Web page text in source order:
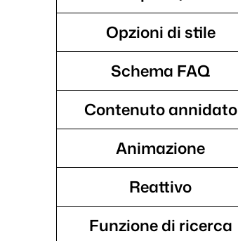
Opzioni di stile
Schema FAQ
Contenuto annidato
Animazione
Reattivo
Funzione di ricerca